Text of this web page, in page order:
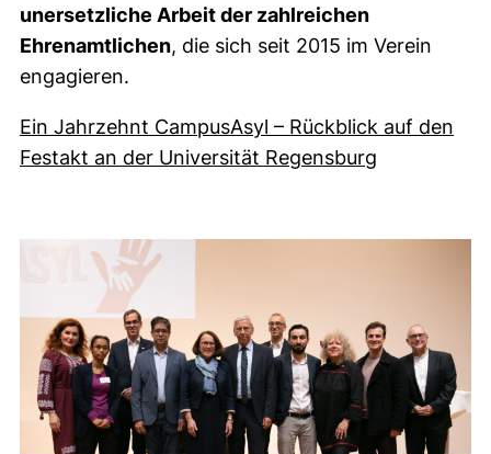
unersetzliche Arbeit der zahlreichen
Ehrenamtlichen, die sich seit 2015 im Verein
engagieren.
Ein Jahrzehnt CampusAsyl – Rückblick auf den
Festakt an der Universität Regensburg